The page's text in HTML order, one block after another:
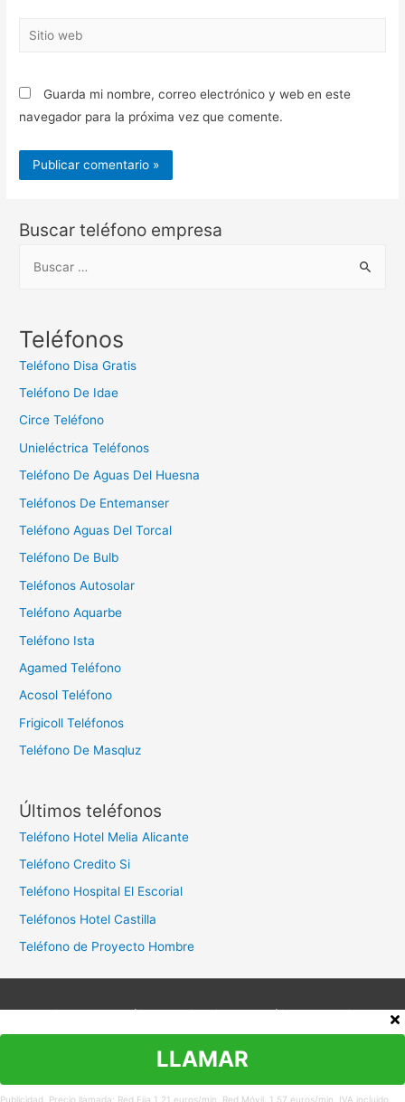
Sitio
Guarda mi nombre, correo electrónico y web en este
navegador para la próxima vez que comente.
Buscar teléfono empresa
c
:
Teléfonos
Teléfono Disa Gratis
Teléfono De Idae
Circe Teléfono
Unieléctrica Teléfonos
Teléfono De Aguas Del Huesna
Teléfonos De Entemanser
Teléfono Aguas Del Torcal
Teléfono De Bulb
Teléfonos Autosolar
Teléfono Aquarbe
Teléfono Ista
Agamed Teléfono
Acosol Teléfono
Frigicoll Teléfonos
Teléfono De Masqluz
Últimos teléfonos
Teléfono Hotel Melia Alicante
Teléfono Credito Si
Teléfono Hospital El Escorial
Teléfonos Hotel Castilla
Teléfono de Proyecto Hombre
Aviso legal Política de privacidad
Política de cookies
Contacto
LLAMAR
Publicidad. Precio llamada: Red Fija 1,21 euros/min. Red Móvil. 1,57 euros/min. IVA incluido.